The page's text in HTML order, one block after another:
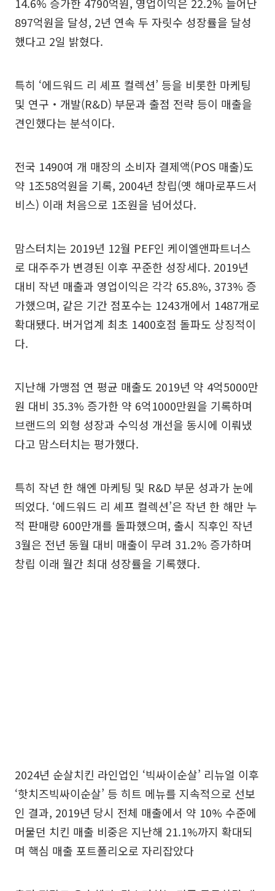
897억원을 달성, 2년 연속 두 자릿수 성장률을 달성
했다고 2일 밝혔다.
특히 ‘에드워드 리 셰프 컬렉션’ 등을 비롯한 마케팅
및 연구‧개발(R&D) 부문과 출점 전략 등이 매출을
견인했다는 분석이다.
전국 1490여 개 매장의 소비자 결제액(POS 매출)도
약 1조58억원을 기록, 2004년 창립(옛 해마로푸드서
비스) 이래 처음으로 1조원을 넘어섰다.
맘스터치는 2019년 12월 PEF인 케이엘앤파트너스
로 대주주가 변경된 이후 꾸준한 성장세다. 2019년
대비 작년 매출과 영업이익은 각각 65.8%, 373% 증
가했으며, 같은 기간 점포수는 1243개에서 1487개로
확대됐다. 버거업계 최초 1400호점 돌파도 상징적이
다.
지난해 가맹점 연 평균 매출도 2019년 약 4억5000만
원 대비 35.3% 증가한 약 6억1000만원을 기록하며
브랜드의 외형 성장과 수익성 개선을 동시에 이뤄냈
다고 맘스터치는 평가했다.
특히 작년 한 해엔 마케팅 및 R&D 부문 성과가 눈에
띄었다. ‘에드워드 리 셰프 컬렉션’은 작년 한 해만 누
적 판매량 600만개를 돌파했으며, 출시 직후인 작년
3월은 전년 동월 대비 매출이 무려 31.2% 증가하며
창립 이래 월간 최대 성장률을 기록했다.
2024년 순살치킨 라인업인 ‘빅싸이순살’ 리뉴얼 이후
‘핫치즈빅싸이순살’ 등 히트 메뉴를 지속적으로 선보
인 결과, 2019년 당시 전체 매출에서 약 10% 수준에
머물던 치킨 매출 비중은 지난해 21.1%까지 확대되
며 핵심 매출 포트폴리오로 자리잡았다